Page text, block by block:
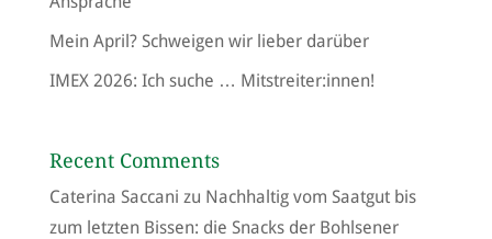
Mein April? Schweigen wir lieber darüber
IMEX 2026: Ich suche … Mitstreiter:innen!
Recent Comments
Caterina Saccani zu Nachhaltig vom Saatgut bis
zum letzten Bissen: die Snacks der Bohlsener